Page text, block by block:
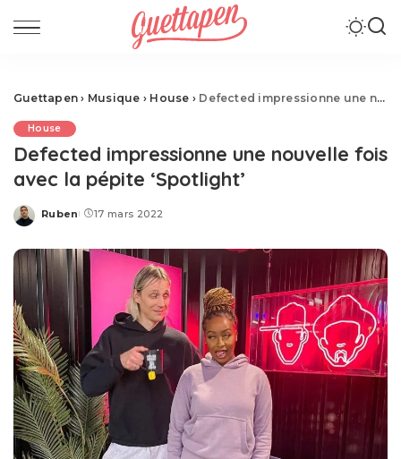
Guettapen › Musique › House › Defected impressionne une nouvelle fois avec la pépite ‘Spotlight’
House
Defected impressionne une nouvelle fois
avec la pépite ‘Spotlight’
Posted
Ruben 17 mars 2022